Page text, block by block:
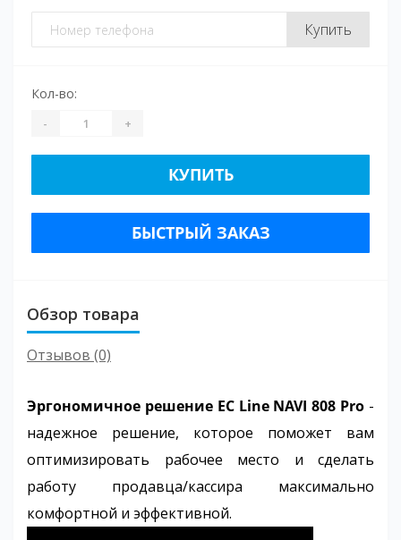
Купить
Кол-во:
- +
КУПИТЬ
БЫСТРЫЙ ЗАКАЗ
Обзор товара
Отзывов (0)
Эргономичное решение EC Line NAVI 808 Pro -
надежное решение, которое поможет вам
оптимизировать рабочее место и сделать
работу продавца/кассира максимально
комфортной и эффективной.